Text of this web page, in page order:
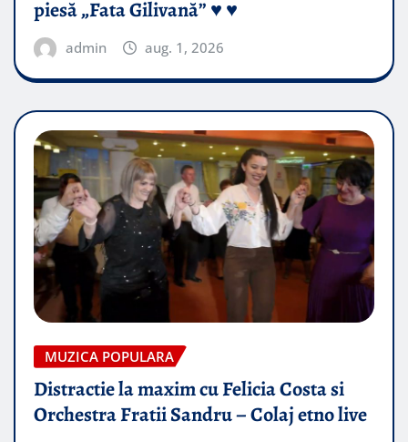
piesă „Fata Gilivană” ♥️ ♥️
admin aug. 1, 2026
MUZICA POPULARA
Distractie la maxim cu Felicia Costa si
Orchestra Fratii Sandru – Colaj etno live